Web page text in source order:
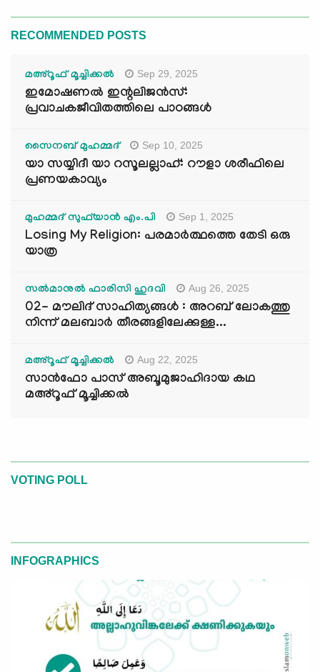
RECOMMENDED POSTS
മഅ്റൂഫ് മൂച്ചിക്കല്‍ Sep 29, 2025
ഇമോഷണൽ ഇന്റലിജൻസ്:
പ്രവാചകജീവിതത്തിലെ പാഠങ്ങൾ
സൈനബ് മുഹമ്മദ് Sep 10, 2025
യാ സയ്യിദീ യാ റസൂലല്ലാഹ്: റൗളാ ശരീഫിലെ
പ്രണയകാവ്യം
മുഹമ്മദ് സുഫ്‌യാൻ എം.പി Sep 1, 2025
Losing My Religion: പരമാർത്ഥത്തെ തേടി ഒരു
യാത്ര
സൽമാനുൽ ഫാരിസി ഹുദവി Aug 26, 2025
02- മൗലിദ് സാഹിത്യങ്ങൾ : അറബ് ലോകത്തു
നിന്ന് മലബാർ തീരങ്ങളിലേക്കുള്ള...
മഅ്റൂഫ് മൂച്ചിക്കല്‍ Aug 22, 2025
സാൻഫോ പാസ് അബൂമുജാഹിദായ കഥ
മഅ്റൂഫ് മൂച്ചിക്കല്‍
VOTING POLL
INFOGRAPHICS